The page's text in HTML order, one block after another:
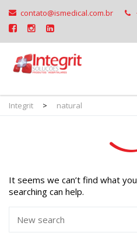
contato@ismedical.com.br
Integrit > natural
It seems we can’t find what
searching can help.